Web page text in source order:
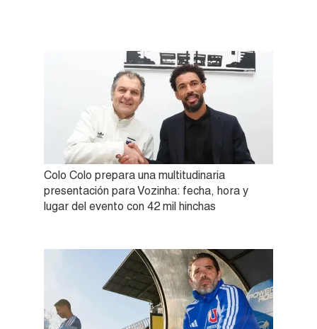
Colo Colo prepara una multitudinaria
presentación para Vozinha: fecha, hora y
lugar del evento con 42 mil hinchas